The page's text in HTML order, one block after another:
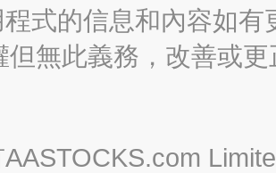
式的信息和內容如
但無此義務，改善或